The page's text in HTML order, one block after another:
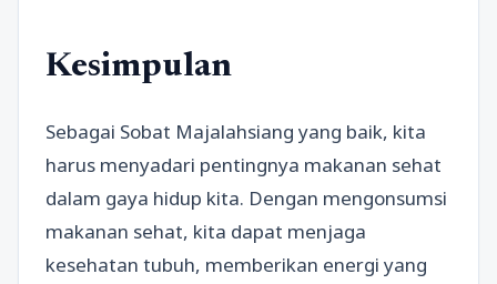
Kesimpulan
Sebagai Sobat Majalahsiang yang baik, kita
harus menyadari pentingnya makanan sehat
dalam gaya hidup kita. Dengan mengonsumsi
makanan sehat, kita dapat menjaga
kesehatan tubuh, memberikan energi yang